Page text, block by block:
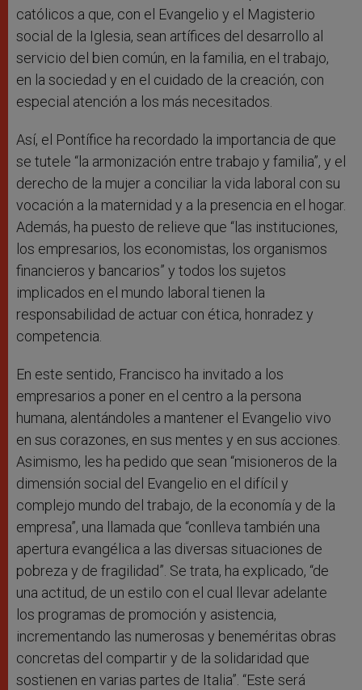
católicos a que, con el Evangelio y el Magisterio
social de la Iglesia, sean artífices del desarrollo al
servicio del bien común, en la familia, en el trabajo,
en la sociedad y en el cuidado de la creación, con
especial atención a los más necesitados.
Así, el Pontífice ha recordado la importancia de que
se tutele “la armonización entre trabajo y familia”, y el
derecho de la mujer a conciliar la vida laboral con su
vocación a la maternidad y a la presencia en el hogar.
Además, ha puesto de relieve que “las instituciones,
los empresarios, los economistas, los organismos
financieros y bancarios” y todos los sujetos
implicados en el mundo laboral tienen la
responsabilidad de actuar con ética, honradez y
competencia.
En este sentido, Francisco ha invitado a los
empresarios a poner en el centro a la persona
humana, alentándoles a mantener el Evangelio vivo
en sus corazones, en sus mentes y en sus acciones.
Asimismo, les ha pedido que sean “misioneros de la
dimensión social del Evangelio en el difícil y
complejo mundo del trabajo, de la economía y de la
empresa”, una llamada que “conlleva también una
apertura evangélica a las diversas situaciones de
pobreza y de fragilidad”. Se trata, ha explicado, “de
una actitud, de un estilo con el cual llevar adelante
los programas de promoción y asistencia,
incrementando las numerosas y beneméritas obras
concretas del compartir y de la solidaridad que
sostienen en varias partes de Italia”. “Este será